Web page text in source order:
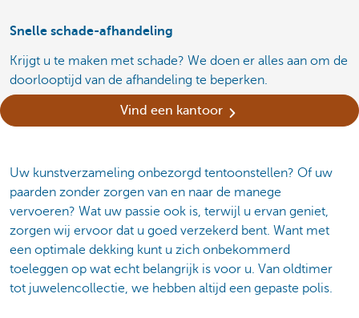
Snelle schade-afhandeling
Krijgt u te maken met schade? We doen er alles aan om de
doorlooptijd van de afhandeling te beperken.
Vind een kantoor
Uw kunstverzameling onbezorgd tentoonstellen? Of uw
paarden zonder zorgen van en naar de manege
vervoeren? Wat uw passie ook is, terwijl u ervan geniet,
zorgen wij ervoor dat u goed verzekerd bent. Want met
een optimale dekking kunt u zich onbekommerd
toeleggen op wat echt belangrijk is voor u. Van oldtimer
tot juwelencollectie, we hebben altijd een gepaste polis.